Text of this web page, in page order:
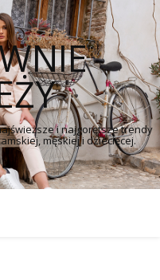
i najgorętsze trendy
męskiej i dziecięcej.